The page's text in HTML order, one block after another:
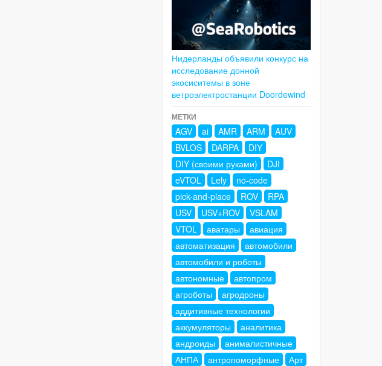
Нидерланды объявили конкурс на
исследование донной
экосиситемы в зоне
ветроэлектростанции Doordewind
МЕТКИ
AGV ai AMR ARM
AUV
BVLOS
DARPA
DIY
DIY (своими руками)
DJI
eVTOL
Lely
no-code
pick-and-place
ROV
RPA
USV
USV+ROV
VSLAM
VTOL
аватары
авиация
автоматизация
автомобили
автомобили и роботы
автономные
автопром
агроботы
агродроны
аддитивные технологии
аккумуляторы
аналитика
андроиды
анималистичные
АНПА
антропоморфные
Арт